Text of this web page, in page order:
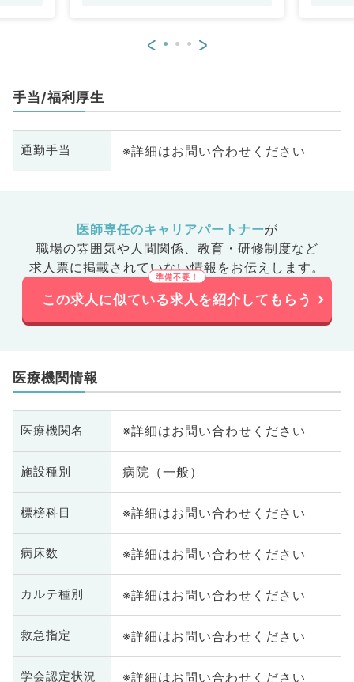
< >
手当/福利厚生
通勤手当 ※詳細はお問い合わせください
医師専任のキャリアパートナーが
職場の雰囲気や人間関係、 教育・研修制度など
求人票に掲載されていない情報をお伝えします。
この求人に似ている求人を紹介してもらう
医療機関情報
医療機関名 ※詳細はお問い合わせください
施設種別 病院（一般）
標榜科目 ※詳細はお問い合わせください
病床数 ※詳細はお問い合わせください
カルテ種別 ※詳細はお問い合わせください
救急指定 ※詳細はお問い合わせください
学会認定状況 ※詳細はお問い合わせください